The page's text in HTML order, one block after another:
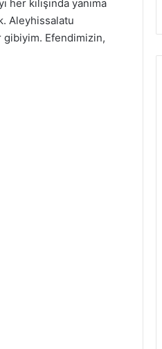
her kılışında yanıma
Aleyhissalatu
gibiyim. Efendimizin,